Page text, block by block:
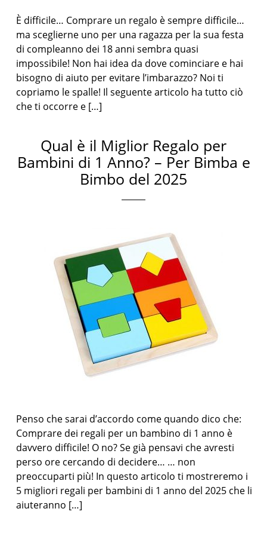
È difficile… Comprare un regalo è sempre difficile…
ma sceglierne uno per una ragazza per la sua festa
di compleanno dei 18 anni sembra quasi
impossibile! Non hai idea da dove cominciare e hai
bisogno di aiuto per evitare l’imbarazzo? Noi ti
copriamo le spalle! Il seguente articolo ha tutto ciò
che ti occorre e […]
Qual è il Miglior Regalo per
Bambini di 1 Anno? – Per Bimba e
Bimbo del 2025
Penso che sarai d’accordo come quando dico che:
Comprare dei regali per un bambino di 1 anno è
davvero difficile! O no? Se già pensavi che avresti
perso ore cercando di decidere… … non
preoccuparti più! In questo articolo ti mostreremo i
5 migliori regali per bambini di 1 anno del 2025 che li
aiuteranno […]